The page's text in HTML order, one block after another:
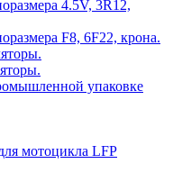
4.5V, 3R12,
F8, 6F22, крона.
упаковке
мотоцикла LFP